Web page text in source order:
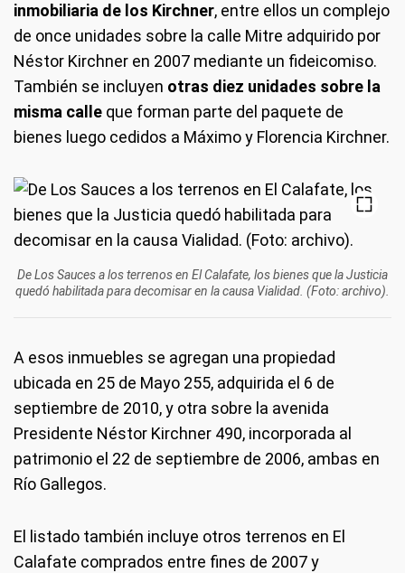
inmobiliaria de los Kirchner, entre ellos un complejo
de once unidades sobre la calle Mitre adquirido por
Néstor Kirchner en 2007 mediante un fideicomiso.
También se incluyen otras diez unidades sobre la
misma calle que forman parte del paquete de
bienes luego cedidos a Máximo y Florencia Kirchner.
De Los Sauces a los terrenos en El Calafate, los bienes que la Justicia
quedó habilitada para decomisar en la causa Vialidad. (Foto: archivo).
A esos inmuebles se agregan una propiedad
ubicada en 25 de Mayo 255, adquirida el 6 de
septiembre de 2010, y otra sobre la avenida
Presidente Néstor Kirchner 490, incorporada al
patrimonio el 22 de septiembre de 2006, ambas en
Río Gallegos.
El listado también incluye otros terrenos en El
Calafate comprados entre fines de 2007 y